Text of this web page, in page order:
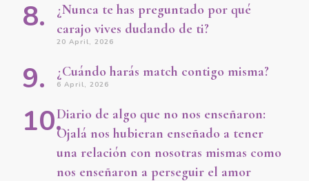
¿Nunca te has preguntado por qué
carajo vives dudando de ti?
20 April, 2026
¿Cuándo harás match contigo misma?
6 April, 2026
Diario de algo que no nos enseñaron:
Ojalá nos hubieran enseñado a tener
una relación con nosotras mismas como
nos enseñaron a perseguir el amor